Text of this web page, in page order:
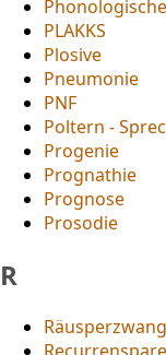
PLAKKS
Plosive
Pneumonie
PNF
Poltern -
Progenie
Prognathie
Prognose
Prosodie
R
Räusperzwang